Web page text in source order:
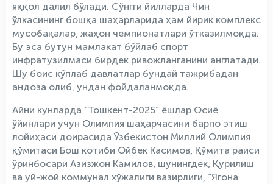
яққол далил бўлади. Сўнгги йилларда Чин
ўлкасининг бошқа шаҳарларида ҳам йирик комплекс
мусобақалар, жаҳон чемпионатлари ўтказилмоқда.
Бу эса бутун мамлакат бўйлаб спорт
инфратузилмаси бирдек ривожланганини англатади.
Шу боис кўплаб давлатлар бундай тажрибадан
андоза олиб, ундан фойдаланмоқда.
Айни кунларда “Тошкент-2025” ёшлар Осиё
ўйинлари учун Олимпия шаҳарчасини барпо этиш
лойиҳаси доирасида Ўзбекистон Миллий Олимпия
қўмитаси Бош котиби Ойбек Касимов, Қўмита раиси
ўринбосари Азизжон Камилов, шунингдек, Қурилиш
ва уй-жой коммунал хўжалиги вазирлиги, “Ягона